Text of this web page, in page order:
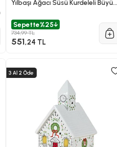
Yılbaşı Ağacı Süsü Kurdeleli Büyük
Sepette%25
734,99 TL
551,24 TL